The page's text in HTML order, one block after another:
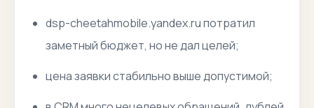
dsp-cheetahmobile.yandex.ru потратил
заметный бюджет, но не дал целей;
цена заявки стабильно выше допустимой;